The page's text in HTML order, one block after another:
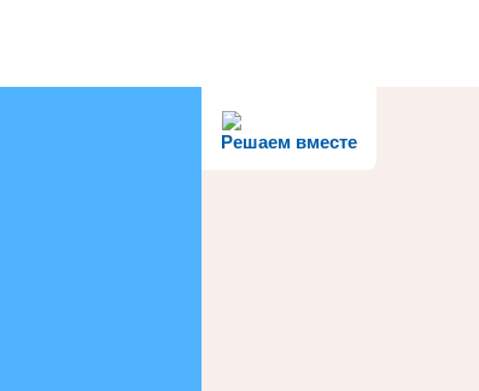
Решаем вместе